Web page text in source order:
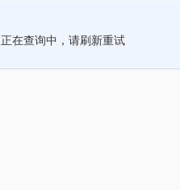
正在查询中，请刷新重试